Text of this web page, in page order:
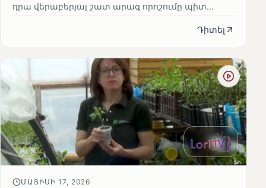
դրա վերաբերյալ շատ արագ որոշումը պիտ...
Դիտել
ՄԱՅԻՍԻ 17, 2026